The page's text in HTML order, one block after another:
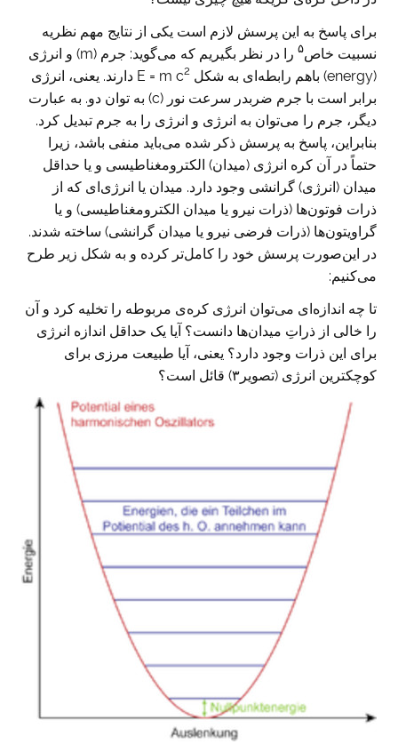
برای پاسخ به این پرسش لازم است یکی از نتایج مهم نظریه
نسبیت خاص۵
را در نظر بگیریم که می‌گوید: جرم (m) و انرژی
(energy) باهم رابطه‌ای به شکل E = m c
2
دارند. یعنی، انرژی
برابر است با جرم ضربدر سرعت نور (c) به توان دو. به عبارت
دیگر، جرم را می‌توان به انرژی و انرژی را به جرم تبدیل کرد.
بنابراین، پاسخ به پرسش ذکر شده می‌باید منفی باشد، زیرا
حتماً در آن کره‌ انرژی (میدان) الکترومغناطیسی و یا حداقل
میدان (انرژی) گرانشی وجود دارد. میدان یا انرژی‌ای که از
ذرات فوتون‌ها (ذرات نیرو یا میدان الکترومغناطیسی) و یا
گراویتون‌ها (ذرات فرضی نیرو یا میدان گرانشی) ساخته شدند.
در این‌صورت پرسش خود را کامل‌تر کرده و به شکل زیر طرح
می‌کنیم:
تا چه اندازه‌ای می‌توان انرژی کره‌ی مربوطه را تخلیه کرد و آن
را خالی از ذراتِ میدان‌ها دانست؟ آیا یک حداقل اندازه‌ انرژی
برای این ذرات وجود دارد؟ یعنی، آیا طبیعت مرزی برای
کوچکترین انرژی (تصویر۳) قائل است؟